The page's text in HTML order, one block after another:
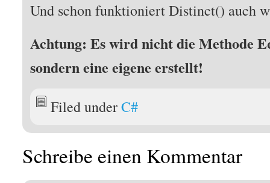
Und schon funktioniert Distinct() auch
Achtung: Es wird nicht die Methode
sondern eine eigene erstellt!
Filed underC#
Schreibe einen Kommentar